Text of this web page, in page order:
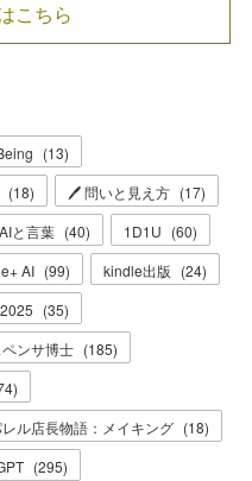
こちら
(13)
(18) 🖊 問いと見え方 (17)
と言葉 (40) 1D1U (60)
AI (99) kindle出版 (24)
(35)
ンサ博士 (185)
)
ル店長物語：メイキング (18)
(295)